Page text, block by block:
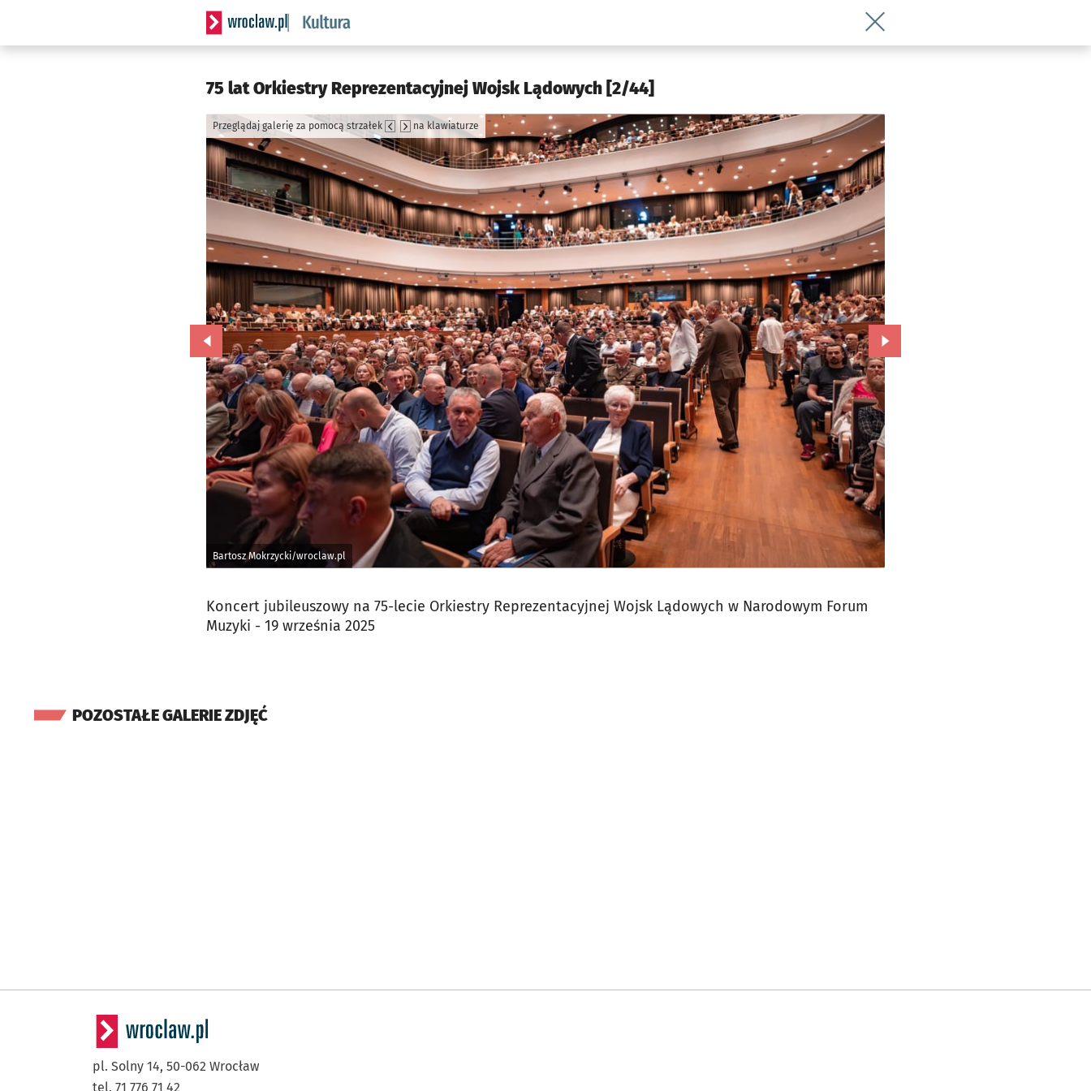
Serwis informacyjny wroclaw.pl podserwis: Kultura
Wróć do artykułu 75 lat Orkiestry
75 lat Orkiestry Reprezentacyjnej Wojsk Lądowych [2/44]
Bartosz Mokrzycki/wroclaw.pl
Przeglądaj galerię za pomocą strzałek na klawiaturze
Przejdź do poprzedniego zdjęcia. Przejdź do kolejnego zdjęcia.
Koncert jubileuszowy na 75-lecie Orkiestry Reprezentacyjnej Wojsk Lądowych w Narodowym Forum
Muzyki - 19 września 2025
POZOSTAŁE GALERIE ZDJĘĆ
pl. Solny 14, 50-062 Wrocław
tel. 71 776 71 42